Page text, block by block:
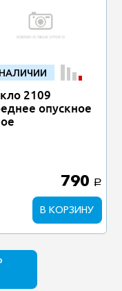
2109
опускное
790 a
В КОРЗИНУ